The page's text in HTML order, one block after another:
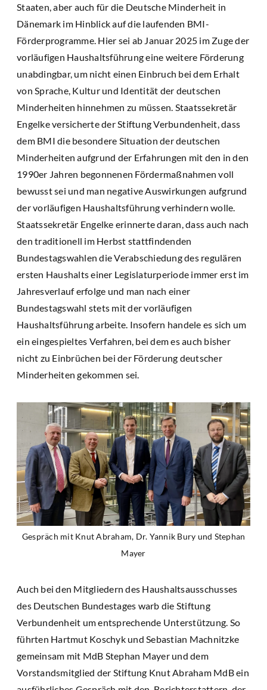
Staaten, aber auch für die Deutsche Minderheit in
Dänemark im Hinblick auf die laufenden BMI-
Förderprogramme. Hier sei ab Januar 2025 im Zuge der
vorläufigen Haushaltsführung eine weitere Förderung
unabdingbar, um nicht einen Einbruch bei dem Erhalt
von Sprache, Kultur und Identität der deutschen
Minderheiten hinnehmen zu müssen. Staatssekretär
Engelke versicherte der Stiftung Verbundenheit, dass
dem BMI die besondere Situation der deutschen
Minderheiten aufgrund der Erfahrungen mit den in den
1990er Jahren begonnenen Fördermaßnahmen voll
bewusst sei und man negative Auswirkungen aufgrund
der vorläufigen Haushaltsführung verhindern wolle.
Staatssekretär Engelke erinnerte daran, dass auch nach
den traditionell im Herbst stattfindenden
Bundestagswahlen die Verabschiedung des regulären
ersten Haushalts einer Legislaturperiode immer erst im
Jahresverlauf erfolge und man nach einer
Bundestagswahl stets mit der vorläufigen
Haushaltsführung arbeite. Insofern handele es sich um
ein eingespieltes Verfahren, bei dem es auch bisher
nicht zu Einbrüchen bei der Förderung deutscher
Minderheiten gekommen sei.
Gespräch mit Knut Abraham, Dr. Yannik Bury und Stephan
Mayer
Auch bei den Mitgliedern des Haushaltsausschusses
des Deutschen Bundestages warb die Stiftung
Verbundenheit um entsprechende Unterstützung. So
führten Hartmut Koschyk und Sebastian Machnitzke
gemeinsam mit MdB Stephan Mayer und dem
Vorstandsmitglied der Stiftung Knut Abraham MdB ein